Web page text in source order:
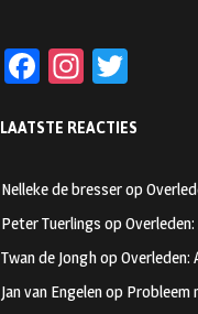
Fa
b
oo
k
In
ag
m
tt
LAATSTE REACTIES
Nelleke de bresserop
Peter Tuerlings op
Twan de Jonghop Overleden:
Jan van Engelenop Probleem